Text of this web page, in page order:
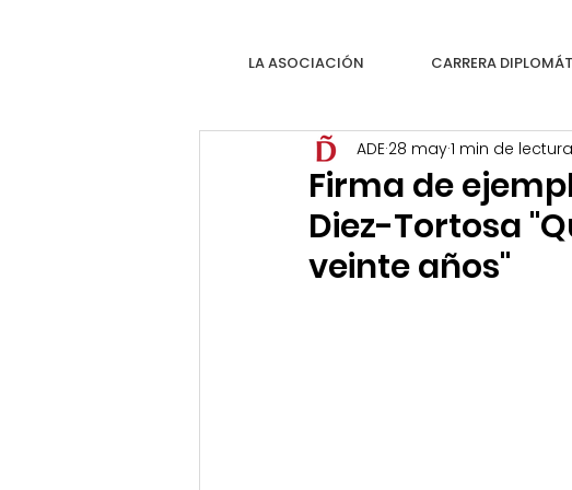
LA ASOCIACIÓN CARRERA
Firma de
Diez-Tortosa
veinte años"
ADE 28 may1 min de lectura